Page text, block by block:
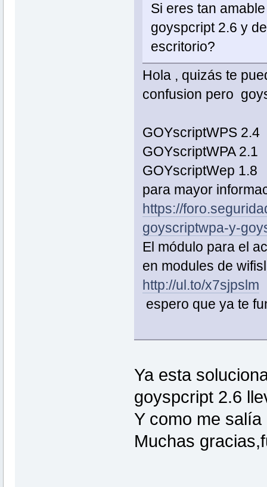
Si eres tan
goyspcript 2.6 y
escritorio?
Hola , quizás te
confusion pero
GOYscriptWPS 2.4
GOYscriptWPA 2.1
GOYscriptWep 1.8
para mayor
https://
goyscriptwpa-y-
El módulo para el
en modules de
http://ul.to/x7sjpslm
espero que ya te
Ya esta
goyspcript 2.6
Y como me
Muchas